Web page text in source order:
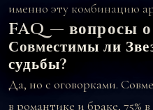
именно эту комбинацию
FAQ — вопросы
Совместимы ли
судьбы?
Да, но с оговорками.
в романтике и браке, 75%